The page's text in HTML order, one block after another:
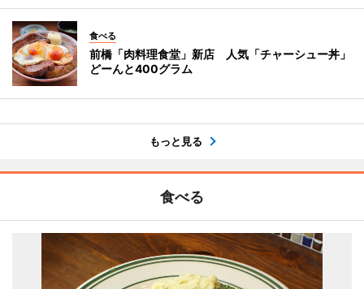
食べる
前橋「肉料理食堂」新店 人気「チャーシュー丼」
どーんと400グラム
もっと見る
食べる